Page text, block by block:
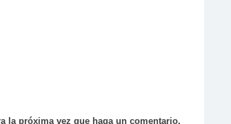
la próxima vez que haga un comentario.